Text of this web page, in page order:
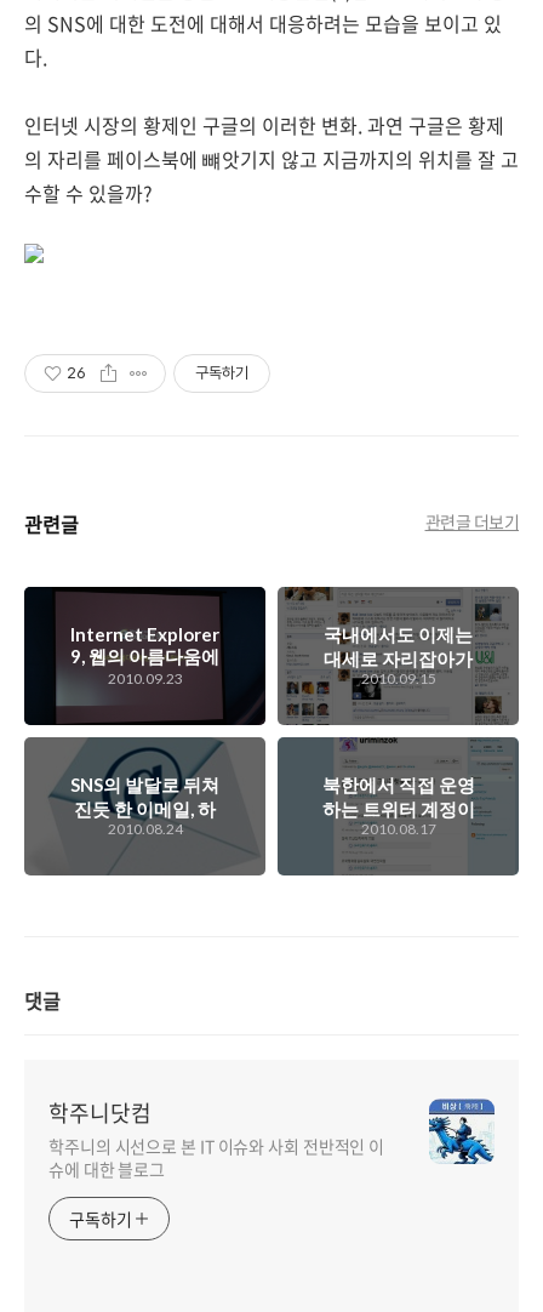
의 SNS에 대한 도전에 대해서 대응하려는 모습을 보이고 있
다.
인터넷 시장의 황제인 구글의 이러한 변화. 과연 구글은 황제
의 자리를 페이스북에 뺴앗기지 않고 지금까지의 위치를 잘 고
수할 수 있을까?
26 구독하기
관련글 관련글 더보기
Internet Explorer
9, 웹의 아름다움에
눈을 뜨게 해 줄수
2010.09.23
국내에서도 이제는
대세로 자리잡아가
고 있는 페이스북
2010.09.15
SNS의 발달로 뒤쳐
진듯 한 이메일, 하
지만 여전히 활용도
이메일!
2010.08.24
북한에서 직접 운영
하는 트위터 계정이
생겼다?
2010.08.17
댓글
학주니닷컴
학주니의 시선으로 본 IT 이슈와 사회 전반적인 이
슈에 대한 블로그
구독하기